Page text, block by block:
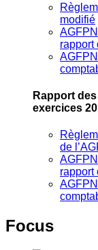
modifié
rapport
Rapport
exercices
de
rapport
Focus